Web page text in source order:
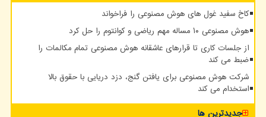
کاخ سفید غول های هوش مصنوعی را فراخواند
هوش مصنوعی ۱۰ مساله مهم ریاضی و کوانتوم را حل کرد
از جلسات کاری تا قرارهای عاشقانه هوش مصنوعی تمام مکالمات را
ضبط می کند
شرکت هوش مصنوعی برای یافتن گنج، دزد دریایی با حقوق بالا
استخدام می کند
جدیدترین ها